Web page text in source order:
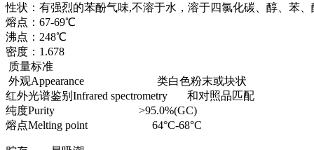
性状：有强烈的苯酚气味,不溶于水，溶于四氯化碳、醇、苯、
熔点：67-69℃
沸点：248℃
密度：1.678
质量标准
外观Appearance 类白色粉末或块状
红外光谱鉴别Infrared spectrometry 和对照品匹配
纯度Purity >95.0%(GC)
熔点Melting point 64°C-68°C